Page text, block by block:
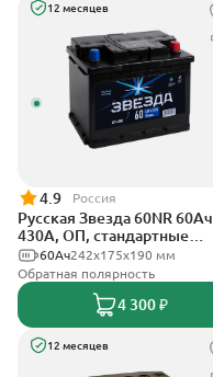
12 месяцев
4.9 Россия
Русская Звезда 60NR 60Ач
430А, ОП, стандартные
клеммы242x175x190 мм
60Ач
Обратная полярность
4 300 ₽
12 месяцев